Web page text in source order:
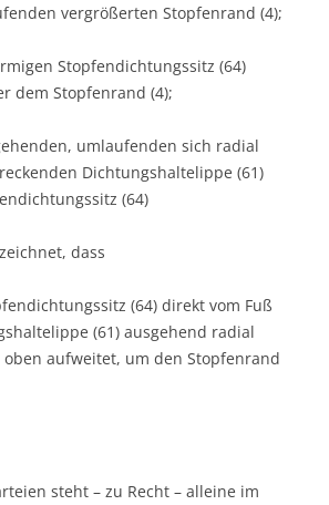
vergrößerten Stopfenrand (4);
Stopfendichtungssitz (64)
dem Stopfenrand (4);
umlaufenden sich radial
Dichtungshaltelippe (61)
(64)
dass
(64) direkt vom Fuß
(61) ausgehend radial
aufweitet, um den Stopfenrand
steht – zu Recht – alleine im